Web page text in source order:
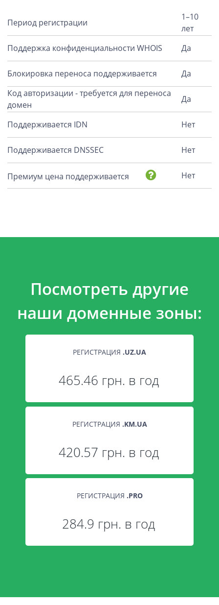
Период регистрации
1–10
лет
Поддержка конфиденциальности WHOIS
Да
Блокировка переноса поддерживается
Да
Код авторизации - требуется для переноса
домен
Да
Поддерживается IDN Нет
Поддерживается DNSSEC Нет
Премиум цена поддерживается Нет
Посмотреть другие
наши доменные зоны:
РЕГИСТРАЦИЯ .UZ.UA
465.46 грн. в год
РЕГИСТРАЦИЯ .KM.UA
420.57 грн. в год
РЕГИСТРАЦИЯ .PRO
284.9 грн. в год